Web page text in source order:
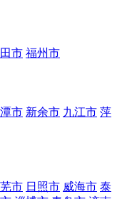
市 福州市
市 新余市 九江市 萍
市 日照市 威海市 泰